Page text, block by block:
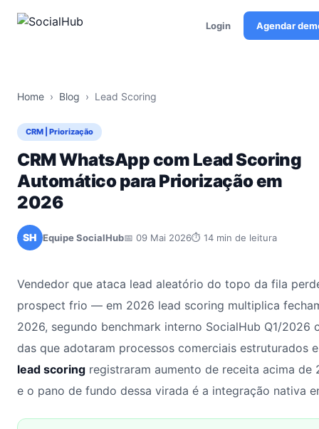
Login Agendar
Home › Blog › Lead Scoring
CRM | Priorização
CRM WhatsApp com Lead Scoring
Automático para Priorização em
2026
SH Equipe SocialHub📅 09 Mai 2026⏱ 14 min de leitura
Vendedor que ataca lead aleatório do topo da fila
prospect frio — em 2026 lead scoring multiplica
2026, segundo benchmark interno SocialHub Q1/2026
das que adotaram processos comerciais estruturados
lead scoring registraram aumento de receita acima
e o pano de fundo dessa virada é a integração nativa